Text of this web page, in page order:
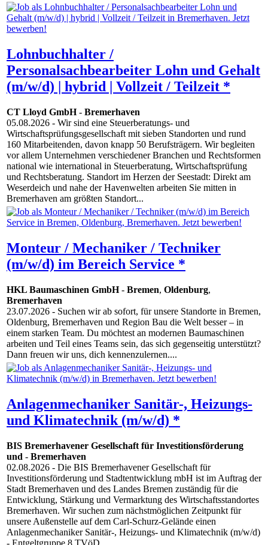
Lohnbuchhalter /
Personalsachbearbeiter Lohn und Gehalt
(m/w/d) | hybrid | Vollzeit / Teilzeit *
CT Lloyd GmbH- Bremerhaven
05.08.2026 - Wir sind eine Steuerberatungs- und
Wirtschaftsprüfungsgesellschaft mit sieben Standorten und rund
160 Mitarbeitenden, davon knapp 50 Berufsträgern. Wir begleiten
vor allem Unternehmen verschiedener Branchen und Rechtsformen
national wie international in Steuerberatung, Wirtschaftsprüfung
und Rechtsberatung. Standort im Herzen der Seestadt: Direkt am
Weserdeich und nahe der Havenwelten arbeiten Sie mitten in
Bremerhaven am größten Standort...
Monteur / Mechaniker / Techniker
(m/w/d) im Bereich Service *
HKL Baumaschinen GmbH- Bremen, Oldenburg,
Bremerhaven
23.07.2026 - Suchen wir ab sofort, für unsere Standorte in Bremen,
Oldenburg, Bremerhaven und Region Bau die Welt besser – in
einem starken Team. Du möchtest an modernen Baumaschinen
arbeiten und Teil eines Teams sein, das sich gegenseitig unterstützt?
Dann freuen wir uns, dich kennenzulernen....
Anlagenmechaniker Sanitär-, Heizungs-
und Klimatechnik (m/w/d) *
BIS Bremerhavener Gesellschaft für Investitionsförderung
und - Bremerhaven
02.08.2026 - Die BIS Bremerhavener Gesellschaft für
Investitionsförderung und Stadtentwicklung mbH ist im Auftrag der
Stadt Bremerhaven und des Landes Bremen zuständig für die
Entwicklung, Stärkung und Vermarktung des Wirtschaftsstandortes
Bremerhaven. Wir suchen zum nächstmöglichen Zeitpunkt für
unsere Außenstelle auf dem Carl-Schurz-Gelände einen
Anlagenmechaniker Sanitär-, Heizungs- und Klimatechnik (m/w/d)